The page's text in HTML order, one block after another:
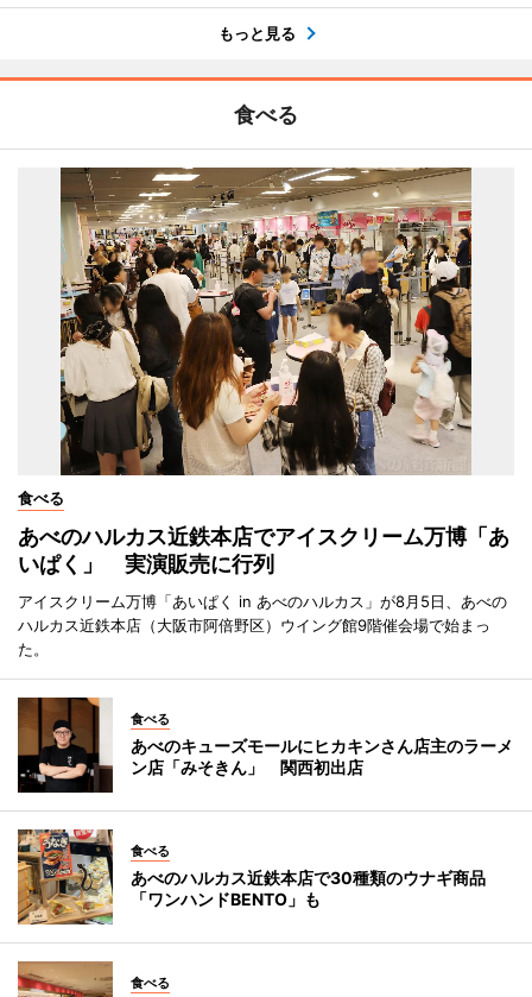
もっと見る
食べる
食べる
あべのハルカス近鉄本店でアイスクリーム万博「あ
いぱく」 実演販売に行列
アイスクリーム万博「あいぱく in あべのハルカス」が8月5日、あべの
ハルカス近鉄本店（大阪市阿倍野区）ウイング館9階催会場で始まっ
た。
食べる
あべのキューズモールにヒカキンさん店主のラーメ
ン店「みそきん」 関西初出店
食べる
あべのハルカス近鉄本店で30種類のウナギ商品
「ワンハンドBENTO」も
食べる